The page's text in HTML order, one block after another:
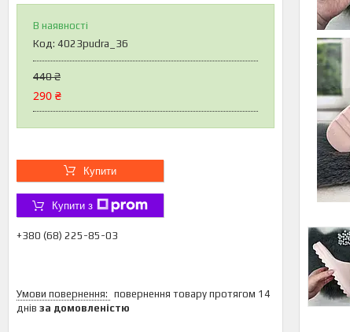
В наявності
Код: 4023pudra_36
440 ₴
290 ₴
Купити
Купити з
+380 (68) 225-85-03
повернення товару протягом 14
днів за домовленістю